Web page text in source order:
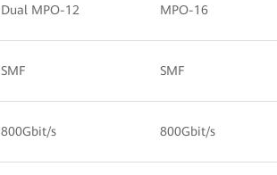
Dual MPO-12 MPO-16
SMF SMF
800Gbit/s 800Gbit/s